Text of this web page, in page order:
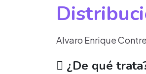
Alvaro Enrique
¿De qué